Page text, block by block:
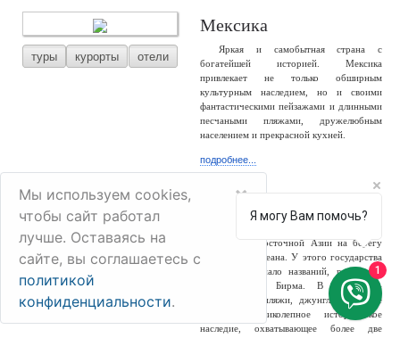
туры курорты отели
Мексика
Яркая и самобытная страна с
богатейшей историей. Мексика
привлекает не только обширным
культурным наследием, но и своими
фантастическими пейзажами и длинными
песчаными пляжами, дружелюбным
населением и прекрасной кухней.
подробнее...
туры отели
страна Юго-Восточной Азии на берегу
Индийского океана. У этого государства
сменилось немало названий, россиянам
известно как Бирма. В стране –
белоснежные пляжи, джунгли, снежные
горы и великолепное историческое
наследие, охватывающее более две
Мы используем cookies,
чтобы сайт работал
лучше. Оставаясь на
сайте, вы соглашаетесь с
политикой
конфиденциальности.
×
Я могу Вам помочь?
1